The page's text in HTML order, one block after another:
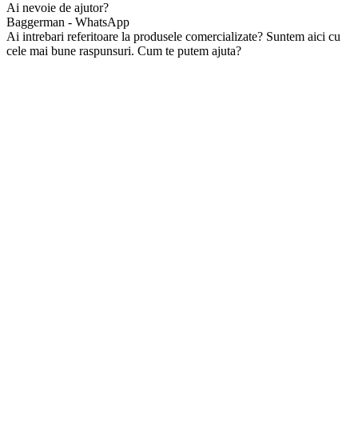
Ai nevoie de ajutor?
Baggerman - WhatsApp
Ai intrebari referitoare la produsele comercializate? Suntem aici cu
cele mai bune raspunsuri. Cum te putem ajuta?